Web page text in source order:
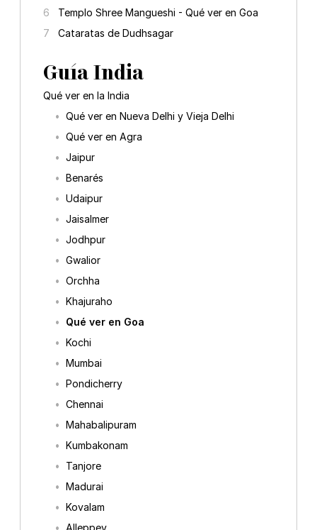
Templo Shree Mangueshi - Qué ver en Goa
Cataratas de Dudhsagar
Guía India
Qué ver en la India
Qué ver en Nueva Delhi y Vieja Delhi
Qué ver en Agra
Jaipur
Benarés
Udaipur
Jaisalmer
Jodhpur
Gwalior
Orchha
Khajuraho
Qué ver en Goa
Kochi
Mumbai
Pondicherry
Chennai
Mahabalipuram
Kumbakonam
Tanjore
Madurai
Kovalam